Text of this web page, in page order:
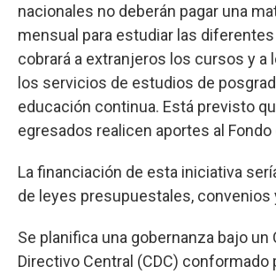
nacionales no deberán pagar una
mensual para estudiar las
cobrará a extranjeros los cursos y a
los servicios de estudios de
educación continua. Está previsto
egresados realicen aportes al Fondo
La financiación de esta iniciativa
de leyes presupuestales, convenios
Se planifica una gobernanza bajo un
Directivo Central (CDC) conformado